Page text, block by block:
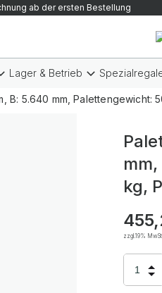
ab der ersten Bestellung
Lager & Betrieb
B: 5.640 mm, Palettengewicht:
kg,
zzgl.19%